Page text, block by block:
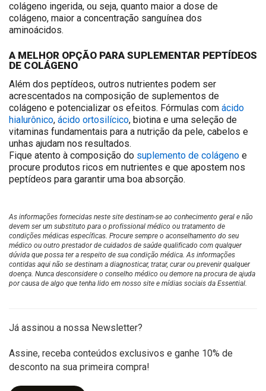
colágeno ingerida, ou seja, quanto maior a dose de
colágeno, maior a concentração sanguínea dos
aminoácidos.
A MELHOR OPÇÃO PARA SUPLEMENTAR PEPTÍDEOS
DE COLÁGENO
Além dos peptídeos, outros nutrientes podem ser
acrescentados na composição de suplementos de
colágeno e potencializar os efeitos. Fórmulas com ácido
hialurônico, ácido ortosilícico, biotina e uma seleção de
vitaminas fundamentais para a nutrição da pele, cabelos e
unhas ajudam nos resultados.
Fique atento à composição do suplemento de colágeno e
procure produtos ricos em nutrientes e que apostem nos
peptídeos para garantir uma boa absorção.
As informações fornecidas neste site destinam-se ao conhecimento geral e não
devem ser um substituto para o profissional médico ou tratamento de
condições médicas específicas. Procure sempre o aconselhamento do seu
médico ou outro prestador de cuidados de saúde qualificado com qualquer
dúvida que possa ter a respeito de sua condição médica. As informações
contidas aqui não se destinam a diagnosticar, tratar, curar ou prevenir qualquer
doença. Nunca desconsidere o conselho médico ou demore na procura de ajuda
por causa de algo que tenha lido em nosso site e mídias sociais da Essential.
Já assinou a nossa Newsletter?
Assine, receba conteúdos exclusivos e ganhe 10% de
desconto na sua primeira compra!